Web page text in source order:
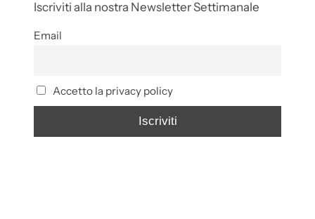
Iscriviti alla nostra Newsletter Settimanale
Email
Accetto la privacy policy